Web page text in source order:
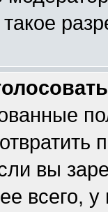
такое
вы
всего,